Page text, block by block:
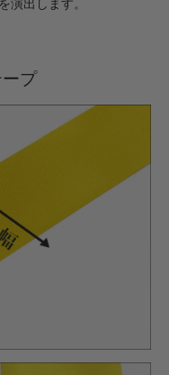
(税込)
ット仕上】ｸﾞﾘｯﾌﾟ小
(税込)
ット仕上】ｸﾞﾘｯﾌﾟ大
(税込)
成仕上】ｸﾞﾘｯﾌﾟ小
税込)
成仕上】ｸﾞﾘｯﾌﾟ大
(税込)
ット仕上】ｸﾞﾘｯﾌﾟ小
込)
プ